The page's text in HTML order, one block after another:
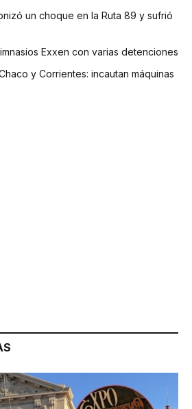
un choque en la Ruta 89 y sufrió
Exxen con varias detenciones
y Corrientes: incautan máquinas